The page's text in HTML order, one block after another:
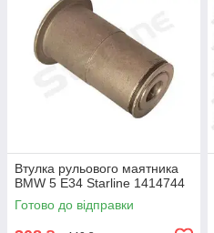
Втулка рульового маятника
BMW 5 E34 Starline 1414744
Готово до відправки